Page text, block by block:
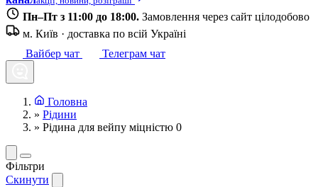
Пн–Пт з 11:00 до 18:00. Замовлення через сайт цілодобово
м. Київ · доставка по всій Україні
Вайбер чат
Телеграм чат
Головна
» Рідини
» Рідина для вейпу міцністю 0
Фільтри
Скинути